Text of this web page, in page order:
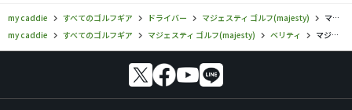
my caddie すべてのゴルフギア ドライバー マジェスティ ゴルフ(majesty)
マジェスティ ゴルフ／ベリティ／ドライバーの口コミ評価
my caddie
すべてのゴルフギア マジェスティ ゴルフ(majesty) ベリティ マジェスティ ゴルフ／ベリティ／ドライバーの口コミ評価